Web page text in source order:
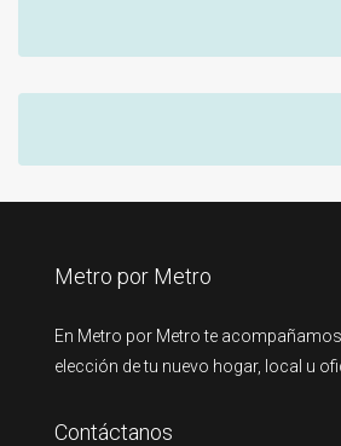
Metro por Metro
En Metro por Metro te
elección de tu nuevo hogar, local u
Contáctanos